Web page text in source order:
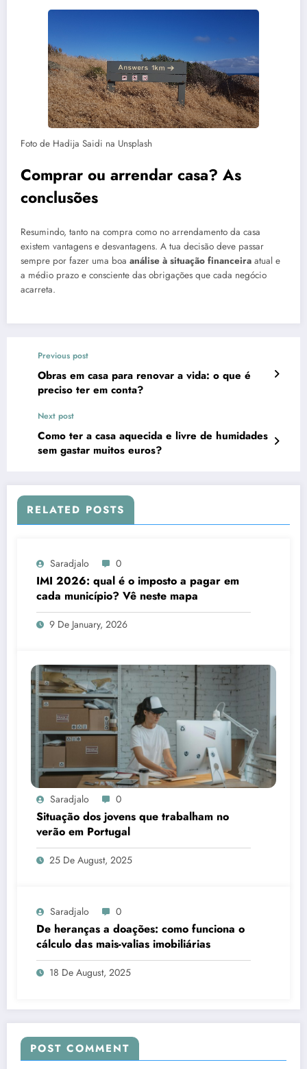
Foto de Hadija Saidi na Unsplash
Comprar ou arrendar casa? As
conclusões
Resumindo, tanto na compra como no arrendamento da casa
existem vantagens e desvantagens. A tua decisão deve passar
sempre por fazer uma boa análise à situação financeira atual e
a médio prazo e consciente das obrigações que cada negócio
acarreta.
Previous post
Obras em casa para renovar a vida: o que é
preciso ter em conta?
Next post
Como ter a casa aquecida e livre de humidades
sem gastar muitos euros?
RELATED POSTS
Saradjalo 0
IMI 2026: qual é o imposto a pagar em
cada município? Vê neste mapa
9 De January, 2026
Saradjalo 0
Situação dos jovens que trabalham no
verão em Portugal
25 De August, 2025
Saradjalo 0
De heranças a doações: como funciona o
cálculo das mais-valias imobiliárias
18 De August, 2025
POST COMMENT